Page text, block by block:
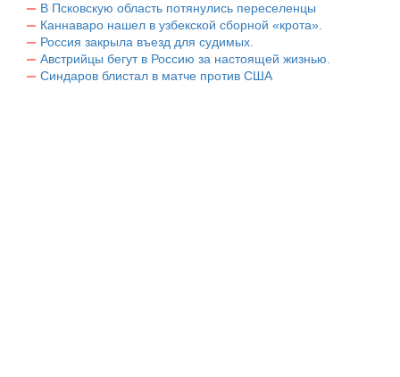
В Псковскую область потянулись переселенцы
Каннаваро нашел в узбекской сборной «крота».
Россия закрыла въезд для судимых.
Австрийцы бегут в Россию за настоящей жизнью.
Синдаров блистал в матче против США